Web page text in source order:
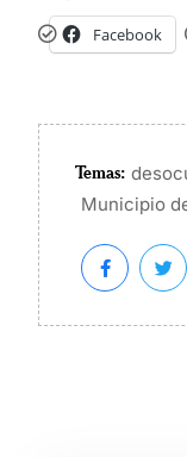
Facebook
Temas:
Municipio